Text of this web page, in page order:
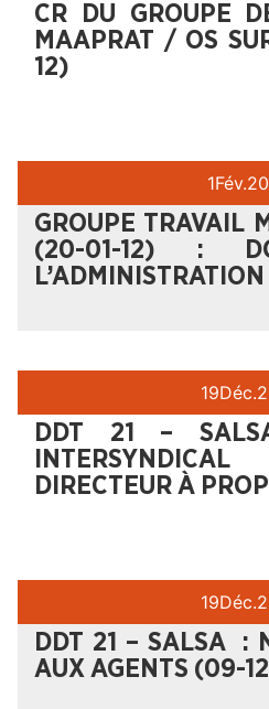
CR DU GROUPE
MAAPRAT / OS
12)
1Fév.
GROUPE TRAVAIL
(20-01-12) :
L’ADMINISTRATION
19Déc.
DDT 21 –
DIRECTEUR À
19Déc.
DDT 21 – SALSA :
AUX AGENTS (09-